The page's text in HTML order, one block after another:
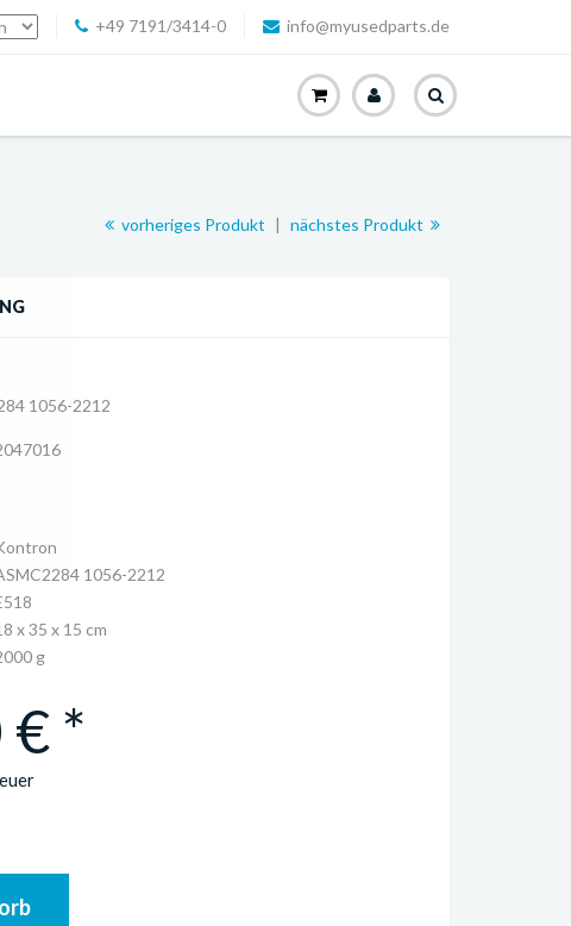
+49 7191/3414-0 info@myusedparts.de
vorheriges Produkt | nächstes Produkt
1056-2212
1056-2212
x 35 x 15 cm
g
*